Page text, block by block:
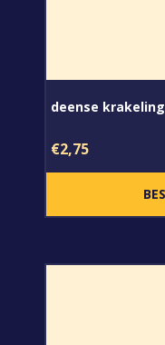
deense krakeling
€2,75